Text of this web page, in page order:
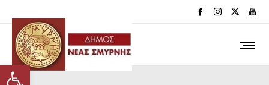
Ανοίξτε τη γραμμή εργαλείων